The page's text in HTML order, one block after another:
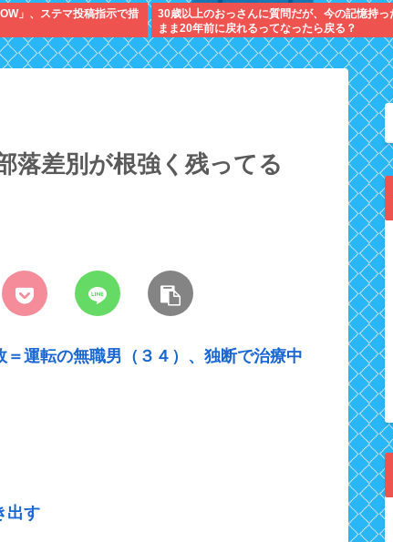
」、ステマ投稿指示で措
30歳以上のおっさんに質問だが、今の記憶持っ
まま20年前に戻れるってなったら戻る？
落差別が根強く残ってる
＝運転の無職男（３４）、独断で治療中
出す